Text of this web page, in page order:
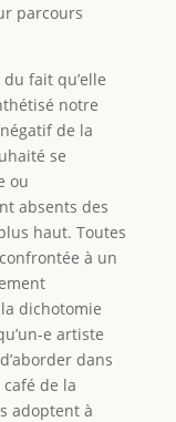
parcours
fait qu’elle
notre
de la
se
ou
absents des
haut. Toutes
à un
la dichotomie
e artiste
dans
de la
adoptent à